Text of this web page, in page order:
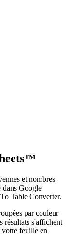
et nombres
dans Google
Table Converter.
par couleur
résultats s'affichent
votre feuille en